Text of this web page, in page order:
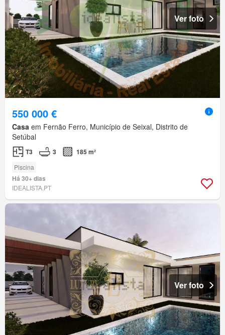
Ver foto
550 000 €
Casa em Fernão Ferro, Município de Seixal, Distrito de
Setúbal
T3 3 185 m²
Piscina
Há 30+ dias
IDEALISTA.PT
Ver foto